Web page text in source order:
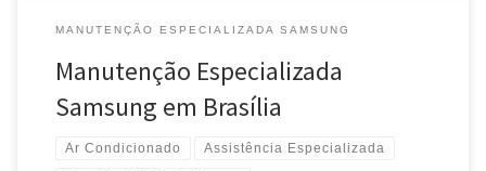
MANUTENÇÃO ESPECIALIZADA SAMSUNG
Manutenção Especializada
Samsung em Brasília
Ar Condicionado Assistência Especializada